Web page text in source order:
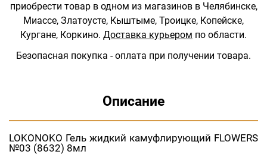
приобрести товар в одном из магазинов в Челябинске,
Миассе, Златоусте, Кыштыме, Троицке, Копейске,
Кургане, Коркино. Доставка курьером по области.
Безопасная покупка - оплата при получении товара.
Описание
LOKONOKO Гель жидкий камуфлирующий FLOWERS
№03 (8632) 8мл